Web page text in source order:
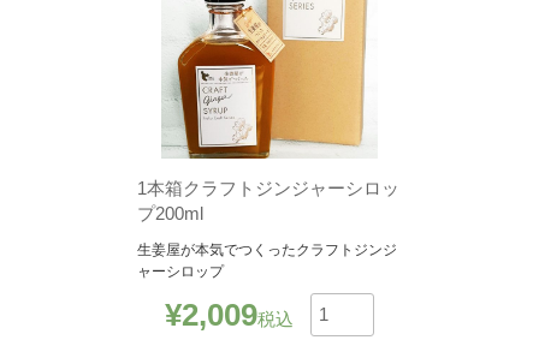
1本箱クラフトジンジャーシロッ
プ200ml
生姜屋が本気でつくったクラフトジンジ
ャーシロップ
¥2,009税込
数